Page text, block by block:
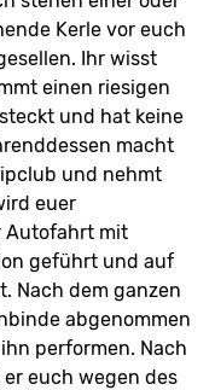
Kerle vor euch
Ihr wisst
einen riesigen
und hat keine
macht
und nehmt
euer
Autofahrt mit
geführt und auf
Nach dem ganzen
abgenommen
performen. Nach
euch wegen des